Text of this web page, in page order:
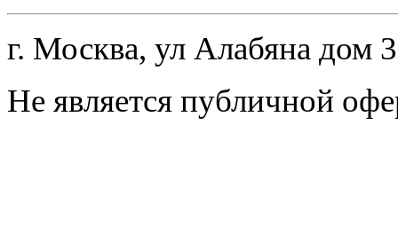
г. Москва, ул Алабяна дом
Не является публичной